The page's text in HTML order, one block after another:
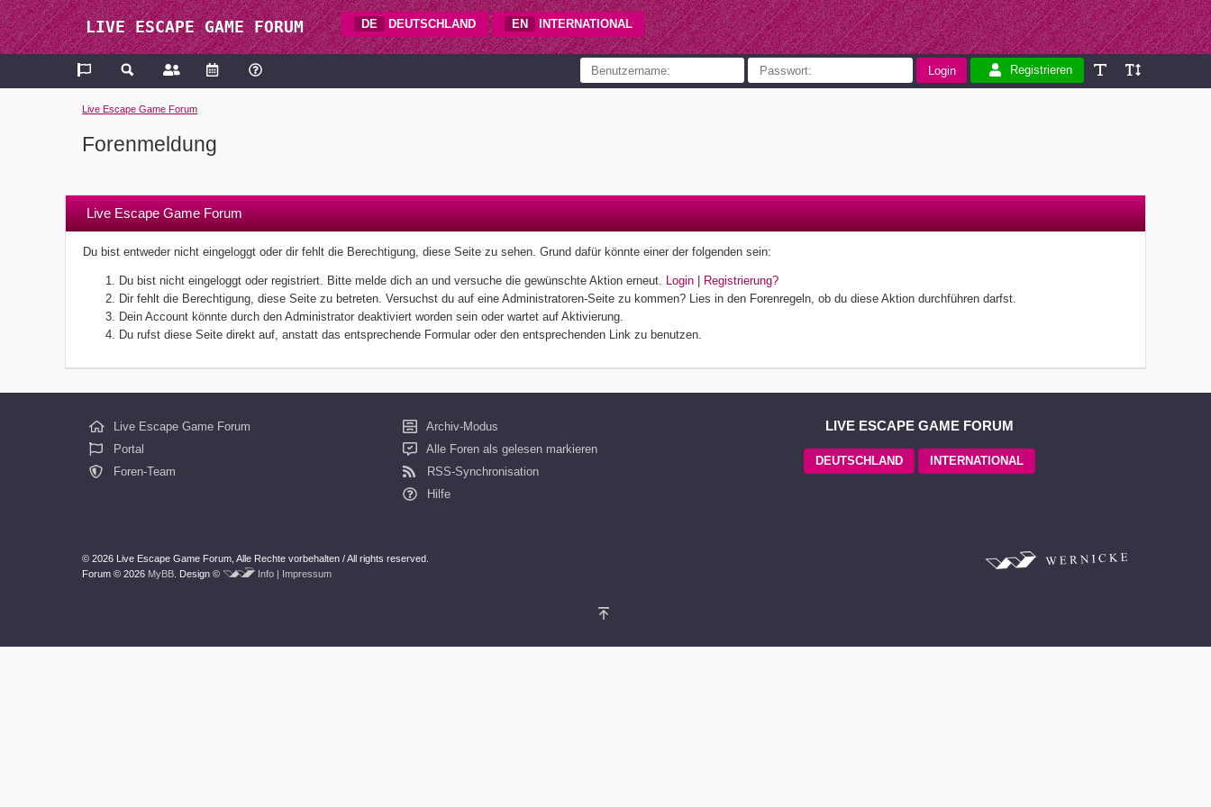
LIVE ESCAPE GAME FORUM DE DEUTSCHLAND EN INTERNATIONAL
Registrieren
Live Escape Game Forum
Forenmeldung
Live Escape Game Forum
Du bist entweder nicht eingeloggt oder dir fehlt die Berechtigung, diese Seite zu sehen. Grund dafür könnte einer der folgenden sein:
Du bist nicht eingeloggt oder registriert. Bitte melde dich an und versuche die gewünschte Aktion erneut. Login
Registrierung?
Dir fehlt die Berechtigung, diese Seite zu betreten. Versuchst du auf eine Administratoren-Seite zu kommen? Lies in den Forenregeln, ob du diese Aktion durchführen darfst.
Dein Account könnte durch den Administrator deaktiviert worden sein oder wartet auf Aktivierung.
Du rufst diese Seite direkt auf, anstatt das entsprechende Formular oder den entsprechenden Link zu benutzen.
Live Escape Game Forum
Portal
Foren-Team
Archiv-Modus
Alle Foren als gelesen markieren
RSS-Synchronisation
Hilfe
LIVE ESCAPE GAME FORUM
DEUTSCHLAND INTERNATIONAL
© 2026 Live Escape Game Forum, Alle Rechte vorbehalten /All rights reserved.
Forum © 2026 MyBB Design © Info | Impressum